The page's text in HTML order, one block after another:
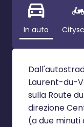
In auto
Laurent-du-
sulla Route
direzione
(a due